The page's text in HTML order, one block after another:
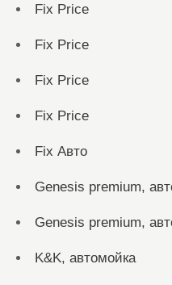
Fix Price
Fix Price
Fix Price
Fix Price
Fix Авто
Genesis premium,
Genesis premium,
K&K, автомойка